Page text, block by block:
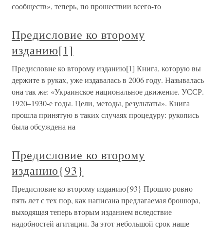
сообществ», теперь, по прошествии всего-то
Предисловие ко второму
изданию[1]
Предисловие ко второму изданию[1] Книга, которую вы
держите в руках, уже издавалась в 2006 году. Называлась
она так же: «Украинское национальное движение. УССР.
1920–1930-е годы. Цели, методы, результаты». Книга
прошла принятую в таких случаях процедуру: рукопись
была обсуждена на
Предисловие ко второму
изданию{93}
Предисловие ко второму изданию{93} Прошло ровно
пять лет с тех пор, как написана предлагаемая брошюра,
выходящая теперь вторым изданием вследствие
надобностей агитации. За этот небольшой срок наше